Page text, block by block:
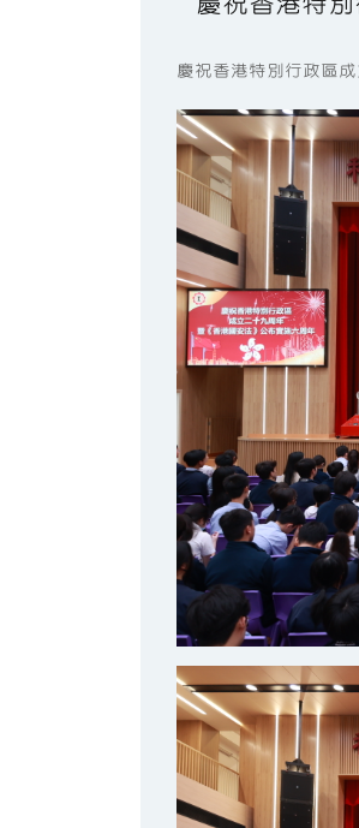
慶祝香港特別行政區